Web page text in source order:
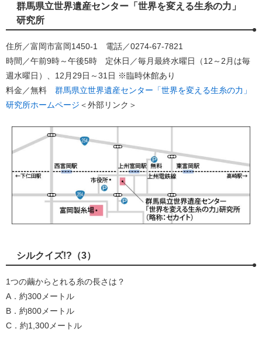
群馬県立世界遺産センター「世界を変える生糸の力」
研究所
住所／富岡市富岡1450-1 電話／0274-67-7821
時間／午前9時～午後5時 定休日／毎月最終水曜日（12～2月は毎
週水曜日）、12月29日～31日 ※臨時休館あり
料金／無料 群馬県立世界遺産センター「世界を変える生糸の力」
研究所ホームページ ＜外部リンク＞
シルクイズ!?（3）
1つの繭からとれる糸の長さは？
A．約300メートル
B．約800メートル
C．約1,300メートル